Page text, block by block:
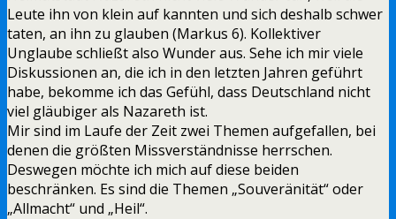
Leute ihn von klein auf kannten und sich deshalb schwer
taten, an ihn zu glauben (Markus 6). Kollektiver
Unglaube schließt also Wunder aus. Sehe ich mir viele
Diskussionen an, die ich in den letzten Jahren geführt
habe, bekomme ich das Gefühl, dass Deutschland nicht
viel gläubiger als Nazareth ist.
Mir sind im Laufe der Zeit zwei Themen aufgefallen, bei
denen die größten Missverständnisse herrschen.
Deswegen möchte ich mich auf diese beiden
beschränken. Es sind die Themen „Souveränität“ oder
„Allmacht“ und „Heil“.